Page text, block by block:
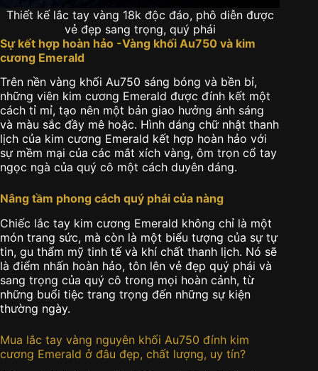
Thiết kế lắc tay vàng 18k độc đáo, phô diễn được
vẻ đẹp sang trọng, quý phái
Sự kết hợp hoàn hảo -Vàng khối Au750 và kim
cương Emerald
Trên nền vàng khối Au750 sáng bóng và bền bỉ,
những viên kim cương Emerald được đính kết một
cách tỉ mỉ, tạo nên một bản giao hưởng ánh sáng
và màu sắc đầy mê hoặc. Hình dáng chữ nhật thanh
lịch của kim cương Emerald kết hợp hoàn hảo với
sự mềm mại của các mắt xích vàng, ôm trọn cổ tay
ngọc ngà của quý cô một cách duyên dáng.
Nâng tầm phong cách quý phái của nàng
Chiếc lắc tay kim cương Emerald không chỉ là một
món trang sức, mà còn là một biểu tượng của sự tự
tin, gu thẩm mỹ tinh tế và khí chất thanh lịch. Nó sẽ
là điểm nhấn hoàn hảo, tôn lên vẻ đẹp quý phái và
sang trọng của quý cô trong mọi hoàn cảnh, từ
những buổi tiệc trang trọng đến những sự kiện
thường ngày.
Mua lắc tay vàng nguyên khối Au750 đính kim
cương Emerald ở đâu đẹp, chất lượng, uy tín?